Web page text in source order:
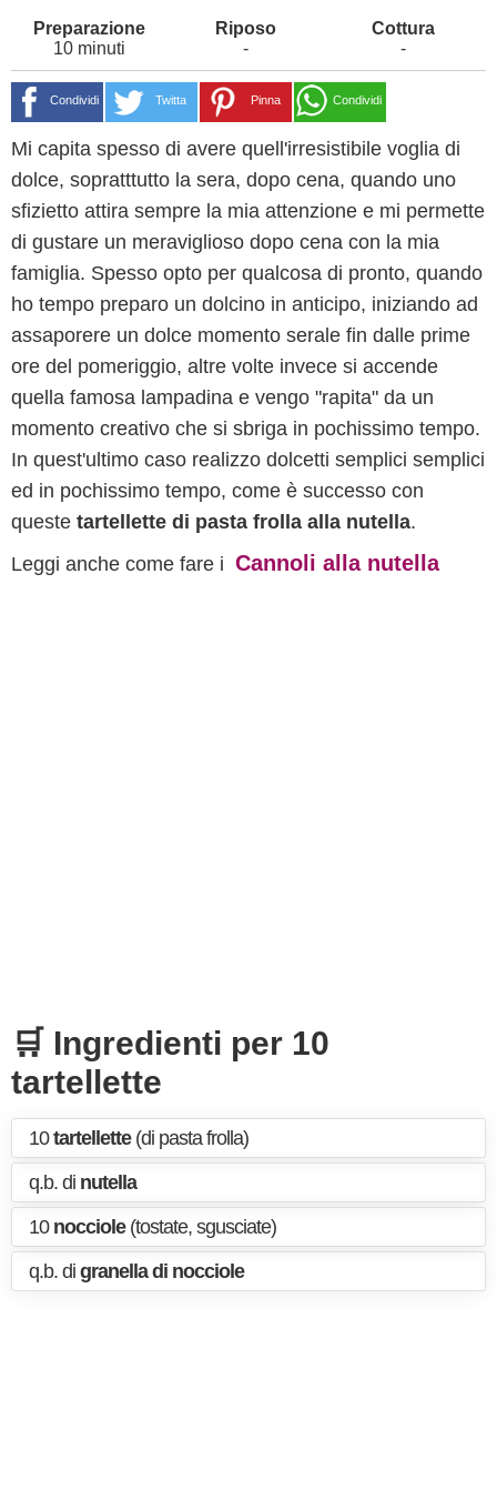
10 minuti - -
Condividi Twitta Pinna Condividi
Mi capita spesso di avere quell'irresistibile voglia di
dolce, sopratttutto la sera, dopo cena, quando uno
sfizietto attira sempre la mia attenzione e mi permette
di gustare un meraviglioso dopo cena con la mia
famiglia. Spesso opto per qualcosa di pronto, quando
ho tempo preparo un dolcino in anticipo, iniziando ad
assaporere un dolce momento serale fin dalle prime
ore del pomeriggio, altre volte invece si accende
quella famosa lampadina e vengo "rapita" da un
momento creativo che si sbriga in pochissimo tempo.
In quest'ultimo caso realizzo dolcetti semplici semplici
ed in pochissimo tempo, come è successo con
queste tartellette di pasta frolla alla nutella.
Leggi anche come fare i Cannoli alla nutella
🛒 Ingredienti per 10
tartellette
10tartellette(di pasta frolla)
q.b. di nutella
10 nocciole(tostate, sgusciate)
q.b. di granella di nocciole